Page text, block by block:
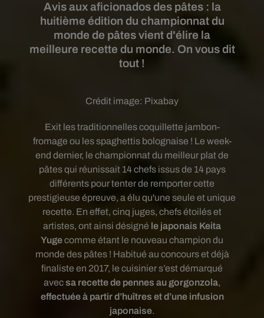
Avis aux aficionados des pâtes : la
huitième édition du championnat du
monde de pâtes vient d'élire la
meilleure recette du monde. On vous dit
tout !
Crédit image: Pixabay
Exit les traditionnelles coquillette jambon-
fromage ou les spaghettis bolognaise ! Le week-
end dernier, le championnat du meilleur plat de
pâtes qui réunissait 14 chefs issus de 14 pays
différents pour tenter de remporter cette
prestigieuse épreuve, a élu qu'une seule et unique
recette. En effet, cinq juges, chefs étoilés et
artistes, ont ainsi désigné le japonais Keita
Yugecomme étant le nouveau champion du
monde des pâtes ! Habitué au concours et déjà
finaliste en 2017, le cuisinier s’est démarqué
avecsa recette de pennes au gorgonzola,
effectuée à partir d’huîtres et d’une infusion
japonaise.